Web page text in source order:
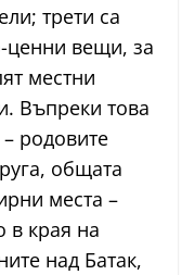
трети са
ценни вещи, за
местни
Въпреки това
родовите
общата
места –
в края на
над Батак,